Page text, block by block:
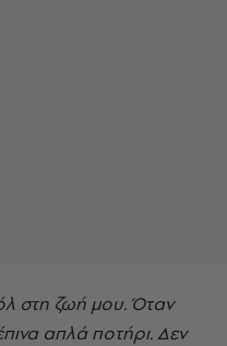
στη ζωή μου. Όταν
απλά ποτήρι. Δεν